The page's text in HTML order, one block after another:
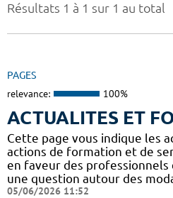
Résultats 1 à 1 sur 1 au total
PAGES
relevance: 100%
ACTUALITES ET
Cette page vous indique les
actions de formation et de
en faveur des professionnels
une question autour des
05/06/2026 11:52